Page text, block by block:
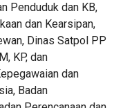
Penduduk dan KB,
dan Kearsipan,
Dinas Satpol PP
KP, dan
dan
Badan